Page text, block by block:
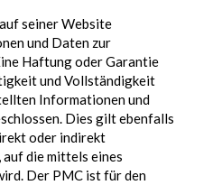
seiner Website
und Daten zur
Haftung oder Garantie
und Vollständigkeit
Informationen und
Dies gilt ebenfalls
oder indirekt
die mittels eines
Der PMC ist für den